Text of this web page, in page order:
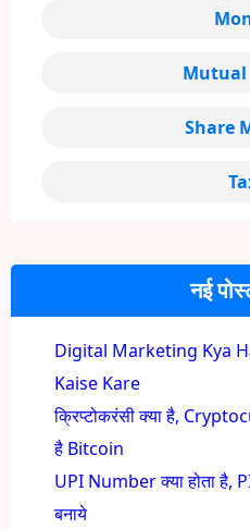
नई
Digital Marketing Kya
Kaise Kare
क्रिप्टोकरंसी क्या है,
है Bitcoin
UPI Number क्या होता है,
बनाये
Mutual
Share